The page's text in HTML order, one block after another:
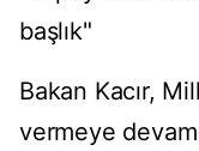
başlık"
Bakan Kacır,
vermeye